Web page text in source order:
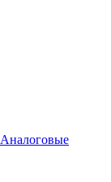
Аналоговые